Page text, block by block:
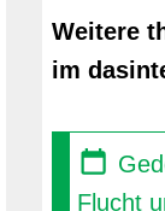
Weitere
im
Flucht